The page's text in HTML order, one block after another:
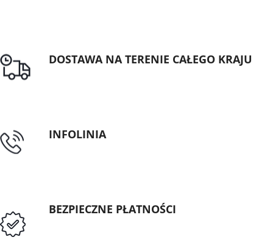
DOSTAWA NA TERENIE CAŁEGO KRAJU
INFOLINIA
BEZPIECZNE PŁATNOŚCI